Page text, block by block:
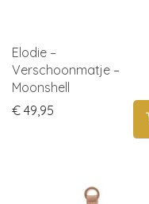
Elodie –
Verschoonmatje –
Moonshell
€ 49,95